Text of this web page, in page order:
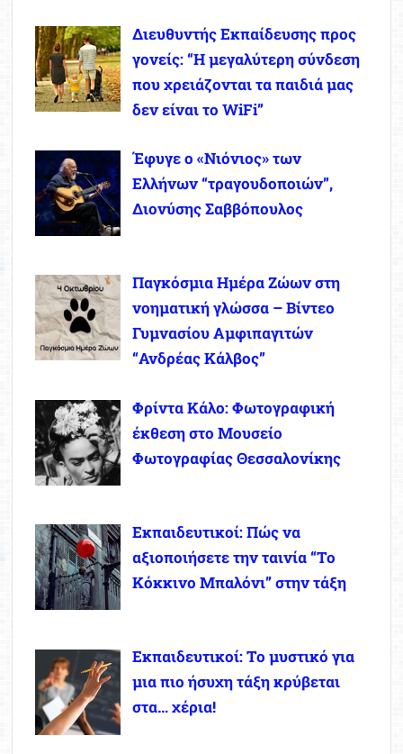
Διευθυντής Εκπαίδευσης προς
γονείς: “Η μεγαλύτερη σύνδεση
που χρειάζονται τα παιδιά μας
δεν είναι το WiFi”
Έφυγε ο «Νιόνιος» των
Ελλήνων “τραγουδοποιών”,
Διονύσης Σαββόπουλος
Παγκόσμια Ημέρα Ζώων στη
νοηματική γλώσσα – Βίντεο
Γυμνασίου Αμφιπαγιτών
“Ανδρέας Κάλβος”
Φρίντα Κάλο: Φωτογραφική
έκθεση στο Μουσείο
Φωτογραφίας Θεσσαλονίκης
Εκπαιδευτικοί: Πώς να
αξιοποιήσετε την ταινία “Το
Κόκκινο Μπαλόνι” στην τάξη
Εκπαιδευτικοί: Το μυστικό για
μια πιο ήσυχη τάξη κρύβεται
στα… χέρια!